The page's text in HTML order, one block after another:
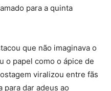
para a quinta
que não imaginava o
o papel como o ápice de
viralizou entre fãs
para dar adeus ao